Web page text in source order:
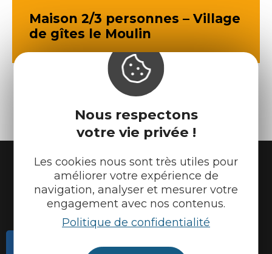
Nous respectons
votre vie privée !
Les cookies nous sont très utiles pour
améliorer votre expérience de
navigation, analyser et mesurer votre
engagement avec nos contenus.
Politique de confidentialité
Maison 2/3 personnes – Village
de gîtes le Moulin
Contactez-nous